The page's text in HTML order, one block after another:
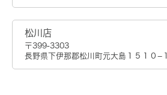
松川店
〒399-3303
長野県下伊那郡松川町元大島１５１０−１